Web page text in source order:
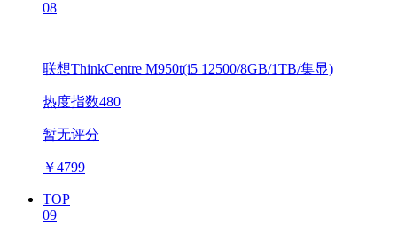
08
联想ThinkCentre M950t(i5 12500/8GB/1TB/集显)
热度指数480
暂无评分
￥4799
TOP
09